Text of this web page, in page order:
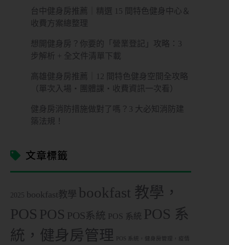
台中健身房推薦｜精選 15 間特色健身中心＆
收費方案總整理
想開健身房？你要的「營業登記」攻略：3
步解析 + 全文件清單下載
高雄健身房推薦｜12 間特色健身空間全攻略
（單次入場・團體課・收費資訊一次看）
健身房消防措施做對了嗎？3 大必知消防建
築法規！
文章標籤
2025 bookfast教學 bookfast 教學，
POS POS POS系統 POS 系統 POS 系
統，健身房管理
POS 系統，健身房管理，疫情